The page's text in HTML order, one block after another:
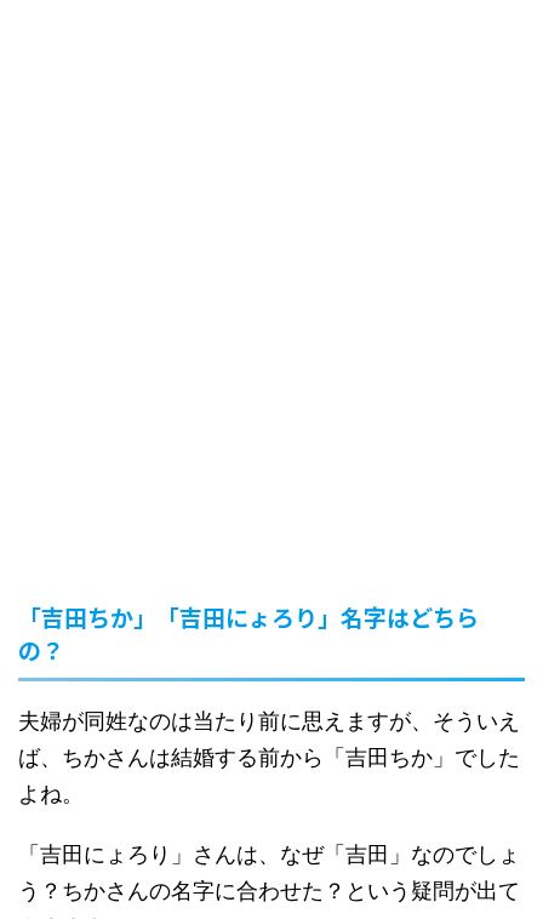
「吉田ちか」「吉田にょろり」名字はどちら
の？
夫婦が同姓なのは当たり前に思えますが、そういえ
ば、ちかさんは結婚する前から「吉田ちか」でした
よね。
「吉田にょろり」さんは、なぜ「吉田」なのでしょ
う？ちかさんの名字に合わせた？という疑問が出て